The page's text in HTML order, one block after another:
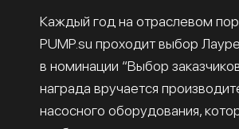
Каждый год на отраслевом
PUMP.su проходит выбор
в номинации “Выбор
награда вручается
насосного оборудования,